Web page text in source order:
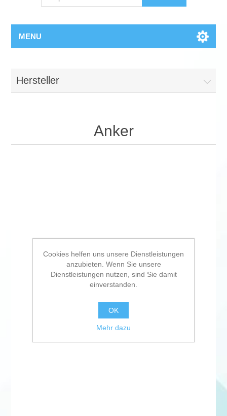
MENU
Hersteller
Anker
Cookies helfen uns unsere Dienstleistungen
anzubieten. Wenn Sie unsere
Dienstleistungen nutzen, sind Sie damit
einverstanden.
OK
Mehr dazu